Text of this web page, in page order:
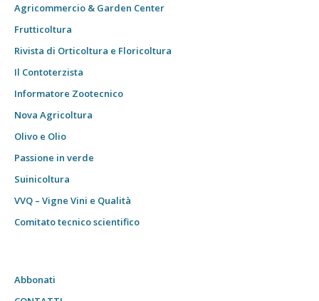
Agricommercio & Garden Center
Frutticoltura
Rivista di Orticoltura e Floricoltura
Il Contoterzista
Informatore Zootecnico
Nova Agricoltura
Olivo e Olio
Passione in verde
Suinicoltura
VVQ – Vigne Vini e Qualità
Comitato tecnico scientifico
Abbonati